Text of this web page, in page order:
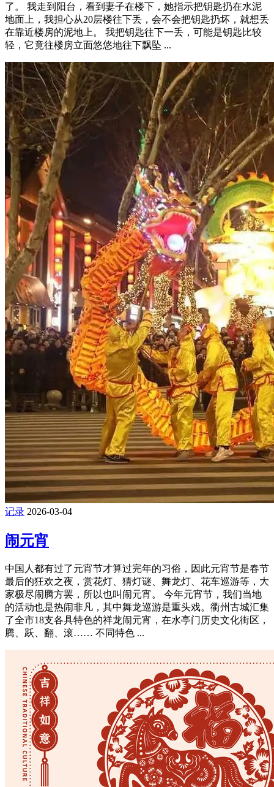
了。 我走到阳台，看到妻子在楼下，她指示把钥匙扔在水泥
地面上，我担心从20层楼往下丢，会不会把钥匙扔坏，就想丢
在靠近楼房的泥地上。 我把钥匙往下一丢，可能是钥匙比较
轻，它竟往楼房立面悠悠地往下飘坠 ...
记录 2026-03-04
闹元宵
中国人都有过了元宵节才算过完年的习俗，因此元宵节是春节
最后的狂欢之夜，赏花灯、猜灯谜、舞龙灯、花车巡游等，大
家极尽闹腾方罢，所以也叫闹元宵。 今年元宵节，我们当地
的活动也是热闹非凡，其中舞龙巡游是重头戏。衢州古城汇集
了全市18支各具特色的祥龙闹元宵，在水亭门历史文化街区，
腾、跃、翻、滚…… 不同特色 ...